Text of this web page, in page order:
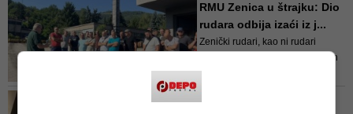
lišena slobode zbog sumnje da je
počinila krivično djelo
RMU Zenica u štrajku: Dio
rudara odbija izaći iz j...
Zenički rudari, kao ni rudari
Kaknja i Breze, zbog neplaćenih
doprinosa također ne mogu
se ne mogu liječiti